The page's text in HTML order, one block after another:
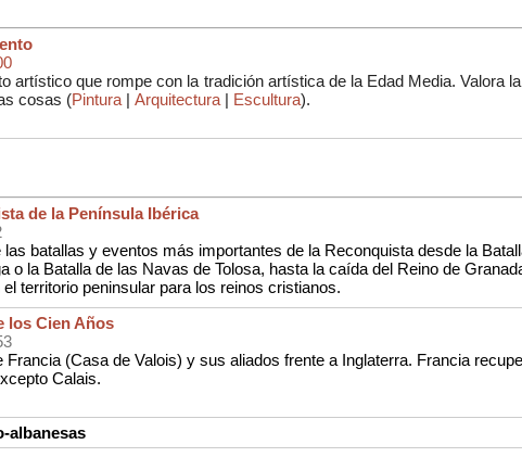
artístico que rompe con la tradición artística de la Edad Media. Valora
cosas (Pintura | Arquitectura | Escultura).
de la Península Ibérica
las batallas y eventos más importantes de la Reconquista desde la
o la Batalla de las Navas de Tolosa, hasta la caída del Reino de
el territorio peninsular para los reinos cristianos.
los Cien Años
Francia (Casa de Valois) y sus aliados frente a Inglaterra. Francia
Calais.
albanesas